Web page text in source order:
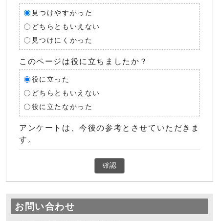
見つけやすかった
どちらともいえない
見つけにくかった
このページは役に立ちましたか？
役に立った
どちらともいえない
役に立たなかった
アンケートは、今後の参考とさせていただきま
す。
確認
お問い合わせ